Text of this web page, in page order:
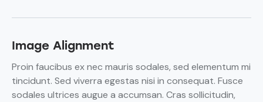
Image Alignment
Proin faucibus ex nec mauris sodales, sed elementum mi
tincidunt. Sed viverra egestas nisi in consequat. Fusce
sodales ultrices augue a accumsan. Cras sollicitudin,